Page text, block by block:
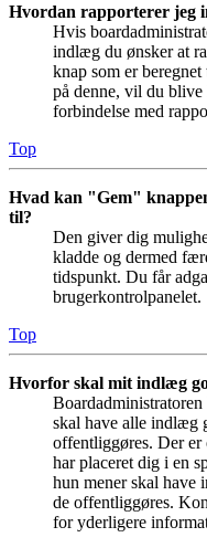
Hvordan rapporterer jeg
Hvis
indlæg du ønsker at
knap som er
på denne, vil du
forbindelse med
Top
Hvad kan "Gem"
til?
Den giver dig
kladde og dermed
tidspunkt. Du får
brugerkontrolpanelet.
Top
Hvorfor skal mit indlæg
skal have alle indlæg
offentliggøres. Der er
har placeret dig i en
hun mener skal have
de offentliggøres.
for yderligere